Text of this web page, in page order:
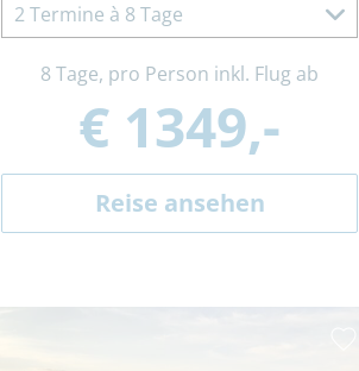
2 Termine à 8 Tage
8 Tage, pro Person inkl. Flug ab
€ 1349,-
Reise ansehen